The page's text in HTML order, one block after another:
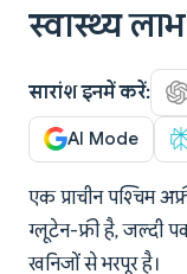
स्वास्थ्य लाभ
सारांश इनमें करें:
AI Mode
एक प्राचीन पश्चिम
ग्लूटेन-फ्री है, जल्दी
खनिजों से भरपूर है।